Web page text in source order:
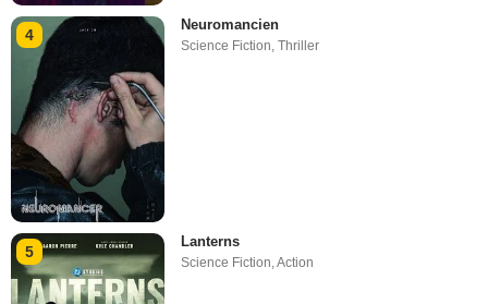
4
Neuromancien
Science Fiction,Thriller
5
Lanterns
Science Fiction ,Action